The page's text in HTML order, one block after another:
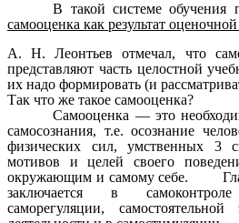
В такой системе обучения
самооценка как результат
А. Н. Леонтьев отмечал, что
представляют часть целостной
их надо формировать (и
Так что же такое самооценка?
Самооценка — это
самосознания, т.е. осознание
физических сил, умственных 3
мотивов и целей своего
окружающим и самому себе.
заключается в
саморегуляции, самостоятельной